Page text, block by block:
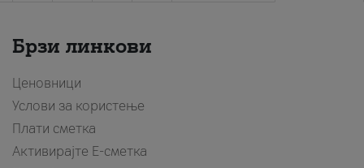
Брзи линкови
Ценовници
Услови за користење
Плати сметка
Активирајте Е-сметка